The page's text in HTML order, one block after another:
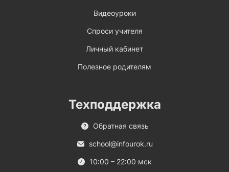
Видеоуроки
Спроси учителя
Личный кабинет
Полезное родителям
Техподдержка
Обратная связь
school@infourok.ru
10:00 – 22:00 мск